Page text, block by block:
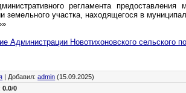
регламента предоставления
земельного участка, находящегося в
Администрации Новотихоновского сельского
Добавил:admin (15.09.2025)
:0.0/0